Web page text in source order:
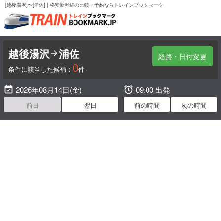
[越後湯沢]〜[浦佐] | 格安新幹線の比較・予約ならトレインブックマーク
経路・日付変更
越後湯沢 浦佐
条件に該当した候補： 0件
 2026年08月14日(金)
前日 翌日
 09:00 出発
前の時間 次の時間